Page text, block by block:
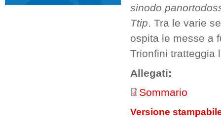
sinodo
Ttip. Tra le varie
ospita le messe a
Trionfini tratteggia
Allegati:
Sommario
Versione